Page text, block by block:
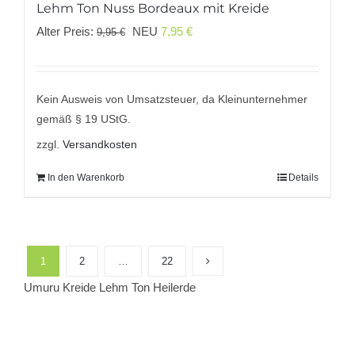
Umuru Kreide Lehm Ton Heilerde
Lehm Ton Nuss Bordeaux mit Kreide
Alter Preis: 9,95€
Ursprünglicher
9,95 €
NEU 7,95 €Aktueller
7,95 €.
Kein Ausweis von Umsatzsteuer, da Kleinunternehmer
gemäß § 19 UStG.
zzgl. Versandkosten
In den Warenkorb Details
1 2 … 22